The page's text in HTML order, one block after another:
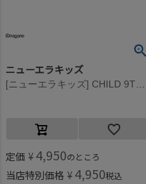
ニューエラキッズ
定価 ¥ 4,950のところ
当店特別価格 ¥ 4,950税込